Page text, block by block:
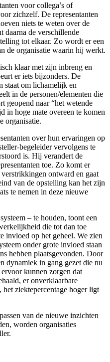
voor collega’s of
zichzelf. De representanten
niets te weten over de
daarna de verschillende
tot elkaar. Zo wordt er een
de organisatie waarin hij werkt.
klaar met zijn inbreng en
er iets bijzonders. De
staat om lichamelijk en
in de personen/elementen die
geopend naar “het wetende
hoge mate overeen te komen
organisatie.
over hun ervaringen op
begeleider vervolgens te
is. Hij verandert de
toe. Zo komt er
ontward en gaat
van de opstelling kan het zijn
te nemen in deze nieuwe
– te houden, toont een
die tot dan toe
invloed op het geheel. We zien
onder grote invloed staan
hebben plaatsgevonden. Door
dynamiek in gang gezet die nu
kunnen zorgen dat
er onverklaarbare
het ziektepercentage hoger ligt
van de nieuwe inzichten
worden organisaties